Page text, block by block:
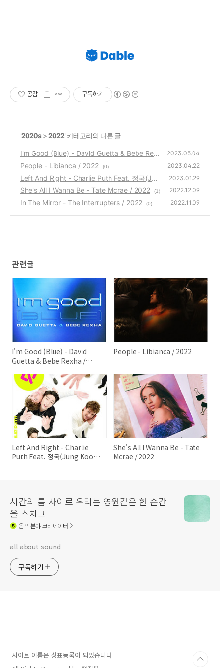
공감 구독하기
'2020s>2022' 카테고리의 다른 글
I'm Good (Blue) - David Guetta & Bebe Rex
ha / 2022
(0)
2023.05.04
People - Libianca / 2022 (0) 2023.04.22
Left And Right - Charlie Puth Feat. 정국(Jun
g Kook) / 2022
(1)
2023.01.29
She's All I Wanna Be - Tate Mcrae / 2022 (1) 2022.12.09
In The Mirror - The Interrupters / 2022 (0) 2022.11.09
관련글
I'm Good (Blue) - David
Guetta & Bebe Rexha /
People - Libianca / 2022
Left And Right - Charlie
Puth Feat. 정국(Jung Kook)
She's All I Wanna Be - Tate
Mcrae / 2022
시간의 틈 사이로 우리는 영원같은 한 순간
을 스치고
음악분야 크리에이터
all about sound
구독하기
사이트 이름은 상표등록이 되었습니다